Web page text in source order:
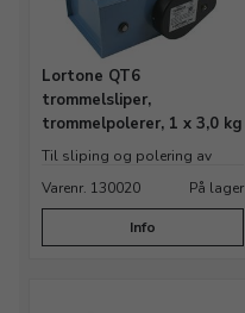
Lortone QT6
trommelsliper,
trommelpolerer, 1 x 3,0 kg
Til sliping og polering av
Varenr. 130020 På lager
Info